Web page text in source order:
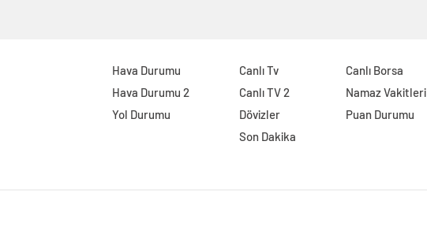
Hava Durumu
Hava Durumu 2
Yol Durumu
Canlı Tv
Canlı TV 2
Dövizler
Son Dakika
Canlı Borsa
Namaz Vakitleri
Puan Durumu